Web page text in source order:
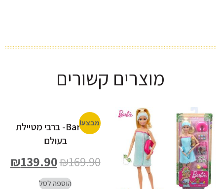
מוצרים קשורים
מבצע!
Barbie- ברבי מטיילת
בעולם
₪169.90
₪139.90
הוספה לסל